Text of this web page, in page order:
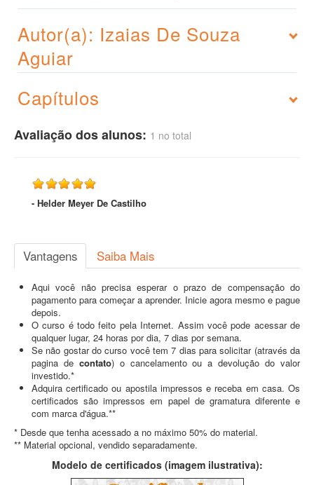
Autor(a): Izaias De Souza
Aguiar
Capítulos
Avaliação dos alunos: 1 no total
- Helder Meyer De Castilho
Vantagens Saiba Mais
Aqui você não precisa esperar o prazo de compensação do
pagamento para começar a aprender. Inicie agora mesmo e pague
depois.
O curso é todo feito pela Internet. Assim você pode acessar de
qualquer lugar, 24 horas por dia, 7 dias por semana.
Se não gostar do curso você tem 7 dias para solicitar (através da
pagina de contato) o cancelamento ou a devolução do valor
investido.*
Adquira certificado ou apostila impressos e receba em casa. Os
certificados são impressos em papel de gramatura diferente e
com marca d'água.**
* Desde que tenha acessado a no máximo 50% do material.
** Material opcional, vendido separadamente.
Modelo de certificados (imagem ilustrativa):